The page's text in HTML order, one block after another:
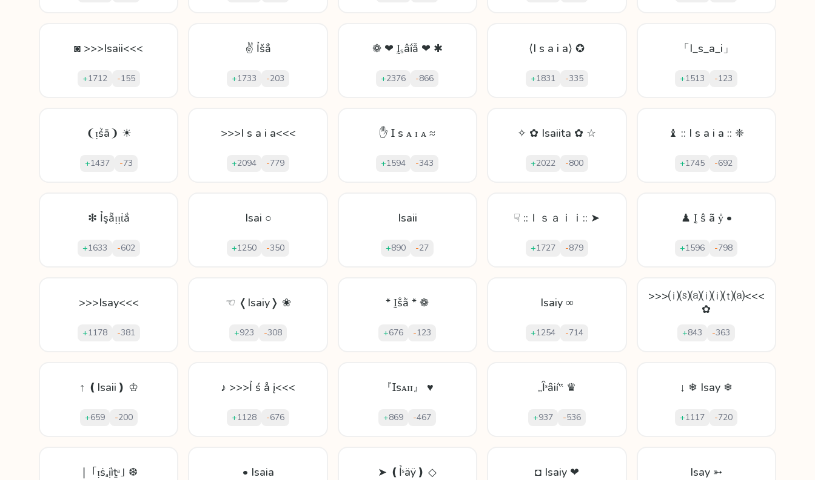
◙ >>>Isaii<<<
+1712 -155
✌ Ỉšẳ
+1733 -203
❁ ❤ Ḭₛâḯẫ ❤ ✱
+2376 -866
⟨I s a i a⟩ ✪
+1831 -335
「I_s_a_i」
+1513 -123
❨ᴉṥā❩ ☀
+1437 -73
>>>I s a i a<<<
+2094 -779
✋ Ɪ s ᴀ ɪ ᴀ ≈
+1594 -343
✧ ✿ Isaiita ✿ ☆
+2022 -800
♝ :: I s a i a :: ❈
+1745 -692
❇ Ỉşẵᴉᴉṫắ
+1633 -602
Isai ○
+1250 -350
Isaii
+890 -27
☟ ::Ｉｓａｉｉ:: ➤
+1727 -879
♟ Ḭ ŝ ã ẙ •
+1596 -798
>>>Isay<<<
+1178 -381
☜ ❬Isaiy❭ ❀
+923 -308
* Ḭṧằ * ❁
+676 -123
Isaiy ∞
+1254 -714
>>>⒤⒮⒜⒤⒤⒯⒜<<<
✿
+843 -363
↑ ❪Isaii❫ ♔
+659 -200
♪ >>>Ỉ ś å į<<<
+1128 -676
『Ɪsᴀɪɪ』 ♥
+869 -467
„Ȋˢȃіí‟ ♛
+937 -536
↓ ❄ Isay ❄
+1117 -720
❘ ｢ᴉṡₐịìṯᵃ｣ ❆ • Isaia ➤ ❪Ỉˢäÿ❫ ◇ ◘ Isaiy ❤ Isay ➳